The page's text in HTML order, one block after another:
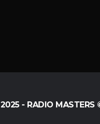
2025 - RADIO MASTERS